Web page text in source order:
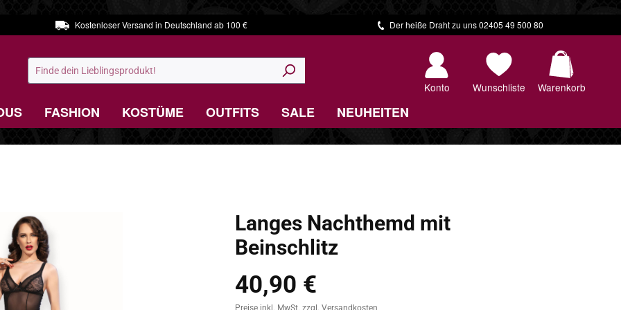
Kostenloser Versand in Deutschland ab 100 € Der heiße Draht zu uns 02405 49 500 80
FASHION KOSTÜME OUTFITS SALE NEUHEITEN
Wunschliste
Konto Warenkorb
Langes Nachthemd mit
Beinschlitz
Regulärer Preis:
40,90 €
Preise inkl. MwSt. zzgl. Versandkosten